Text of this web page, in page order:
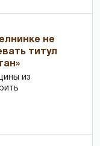
не
титул
из